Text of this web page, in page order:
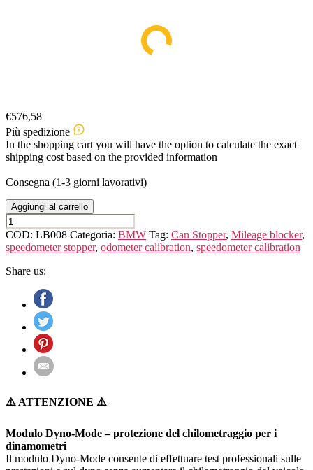
€576,58
Più spedizione
In the shopping cart you will have the option to calculate the exact
shipping cost based on the provided information
Consegna (1-3 giorni lavorativi)
Aggiungi al carrello
BMW
2ER
F22/F23/F45/F46/F87
quantità
COD: LB008 Categoria: BMW Tag: Can Stopper, Mileage blocker,
speedometer stopper, odometer calibration, speedometer calibration
Share us:
⚠️ ATTENZIONE ⚠️
Modulo Dyno-Mode – protezione del chilometraggio per i
dinamometri
Il modulo Dyno-Mode consente di effettuare test professionali sulle